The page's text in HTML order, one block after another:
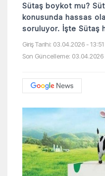
Sütaş boykot mu?
konusunda hassas
soruluyor. İşte Sütaş
Giriş Tarihi: 03.04.2026 - 13:51
Son Güncelleme: 03.04.2026